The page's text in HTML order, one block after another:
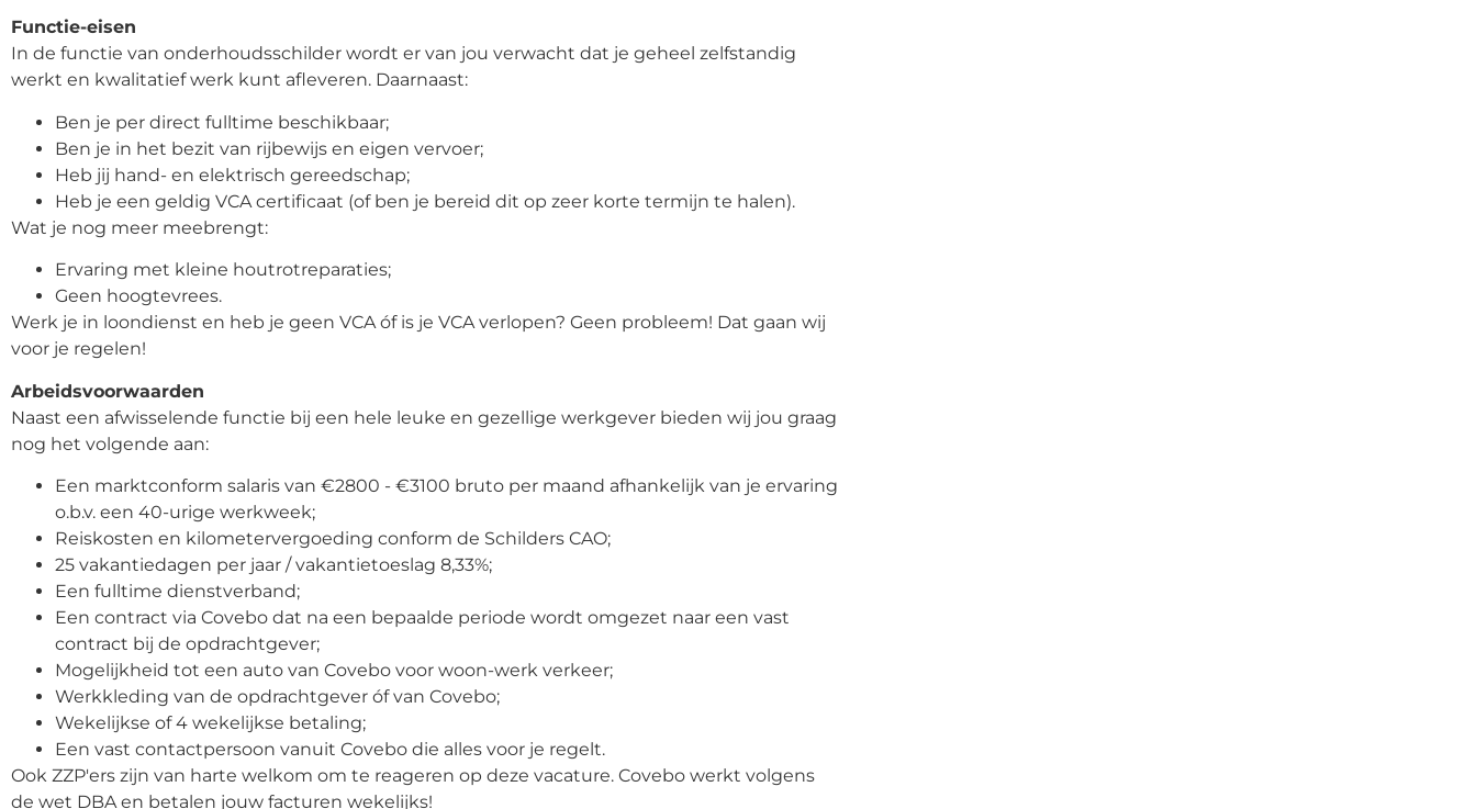
Functie-eisen
In de functie van onderhoudsschilder wordt er van jou verwacht dat je geheel zelfstandig
werkt en kwalitatief werk kunt afleveren. Daarnaast:
Ben je per direct fulltime beschikbaar;
Ben je in het bezit van rijbewijs en eigen vervoer;
Heb jij hand- en elektrisch gereedschap;
Heb je een geldig VCA certificaat (of ben je bereid dit op zeer korte termijn te halen).
Wat je nog meer meebrengt:
Ervaring met kleine houtrotreparaties;
Geen hoogtevrees.
Werk je in loondienst en heb je geen VCA óf is je VCA verlopen? Geen probleem! Dat gaan wij
voor je regelen!
Arbeidsvoorwaarden
Naast een afwisselende functie bij een hele leuke en gezellige werkgever bieden wij jou graag
nog het volgende aan:
Een marktconform salaris van €2800 - €3100 bruto per maand afhankelijk van je ervaring
o.b.v. een 40-urige werkweek;
Reiskosten en kilometervergoeding conform de Schilders CAO;
25 vakantiedagen per jaar / vakantietoeslag 8,33%;
Een fulltime dienstverband;
Een contract via Covebo dat na een bepaalde periode wordt omgezet naar een vast
contract bij de opdrachtgever;
Mogelijkheid tot een auto van Covebo voor woon-werk verkeer;
Werkkleding van de opdrachtgever óf van Covebo;
Wekelijkse of 4 wekelijkse betaling;
Een vast contactpersoon vanuit Covebo die alles voor je regelt.
Ook ZZP'ers zijn van harte welkom om te reageren op deze vacature. Covebo werkt volgens
de wet DBA en betalen jouw facturen wekelijks!